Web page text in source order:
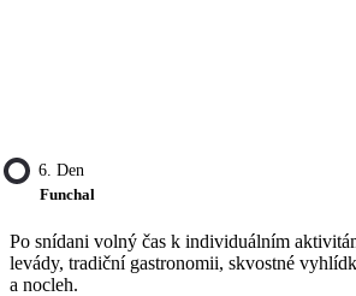
6. Den
Funchal
Po snídani volný čas k individuálním
levády, tradiční gastronomii, skvostné
a nocleh.